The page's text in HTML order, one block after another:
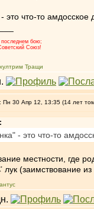
что-то амдосское
последнем бою;
Союз!
Тращи
Пн 30 Апр 12, 13:35 (14 лет
:
- это что-то
местности, где
лук (заимствование